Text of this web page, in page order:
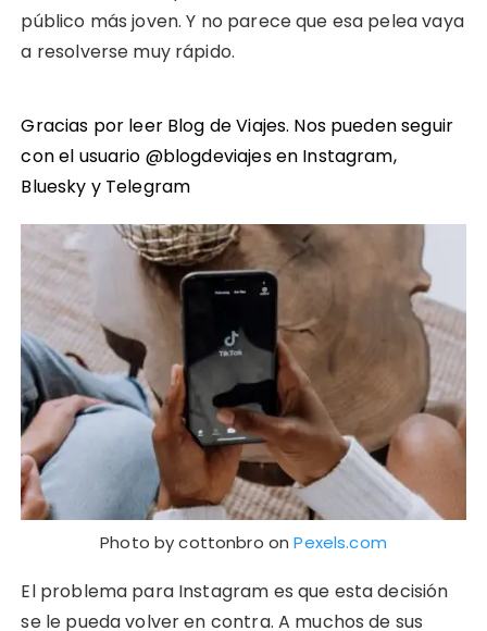
público más joven. Y no parece que esa pelea vaya
a resolverse muy rápido.
Gracias por leer Blog de Viajes. Nos pueden seguir
con el usuario @blogdeviajes en Instagram,
Bluesky y Telegram
Photo by cottonbro onPexels.com
El problema para Instagram es que esta decisión
se le pueda volver en contra. A muchos de sus